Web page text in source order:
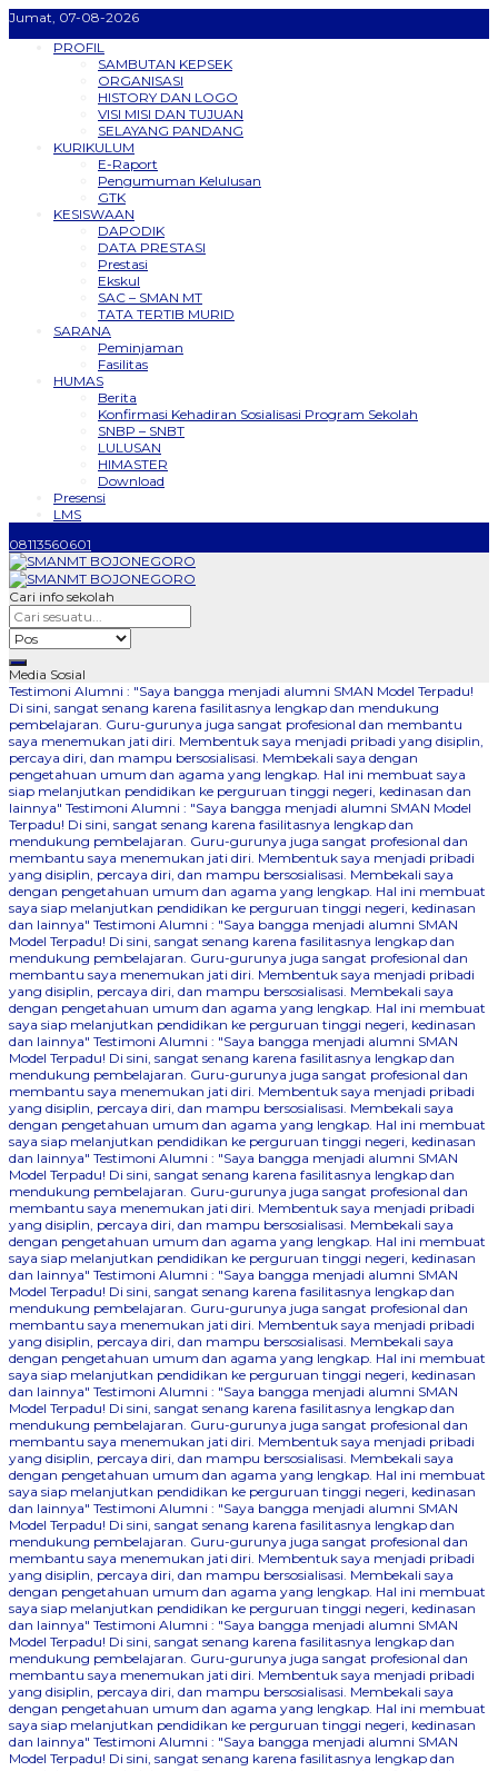
Jumat, 07-08-2026
PROFIL
SAMBUTAN KEPSEK
ORGANISASI
HISTORY DAN LOGO
VISI MISI DAN TUJUAN
SELAYANG PANDANG
KURIKULUM
E-Raport
Pengumuman Kelulusan
GTK
KESISWAAN
DAPODIK
DATA PRESTASI
Prestasi
Ekskul
SAC – SMAN MT
TATA TERTIB MURID
SARANA
Peminjaman
Fasilitas
HUMAS
Berita
Konfirmasi Kehadiran Sosialisasi Program Sekolah
SNBP – SNBT
LULUSAN
HIMASTER
Download
Presensi
LMS
08113560601
Cari info sekolah
Media Sosial
Testimoni Alumni : "Saya bangga menjadi alumni SMAN Model Terpadu!
Di sini, sangat senang karena fasilitasnya lengkap dan mendukung
pembelajaran. Guru-gurunya juga sangat profesional dan membantu
saya menemukan jati diri. Membentuk saya menjadi pribadi yang disiplin,
percaya diri, dan mampu bersosialisasi. Membekali saya dengan
pengetahuan umum dan agama yang lengkap. Hal ini membuat saya
siap melanjutkan pendidikan ke perguruan tinggi negeri, kedinasan dan
lainnya" Testimoni Alumni : "Saya bangga menjadi alumni SMAN Model
Terpadu! Di sini, sangat senang karena fasilitasnya lengkap dan
mendukung pembelajaran. Guru-gurunya juga sangat profesional dan
membantu saya menemukan jati diri. Membentuk saya menjadi pribadi
yang disiplin, percaya diri, dan mampu bersosialisasi. Membekali saya
dengan pengetahuan umum dan agama yang lengkap. Hal ini membuat
saya siap melanjutkan pendidikan ke perguruan tinggi negeri, kedinasan
dan lainnya" Testimoni Alumni : "Saya bangga menjadi alumni SMAN
Model Terpadu! Di sini, sangat senang karena fasilitasnya lengkap dan
mendukung pembelajaran. Guru-gurunya juga sangat profesional dan
membantu saya menemukan jati diri. Membentuk saya menjadi pribadi
yang disiplin, percaya diri, dan mampu bersosialisasi. Membekali saya
dengan pengetahuan umum dan agama yang lengkap. Hal ini membuat
saya siap melanjutkan pendidikan ke perguruan tinggi negeri, kedinasan
dan lainnya" Testimoni Alumni : "Saya bangga menjadi alumni SMAN
Model Terpadu! Di sini, sangat senang karena fasilitasnya lengkap dan
mendukung pembelajaran. Guru-gurunya juga sangat profesional dan
membantu saya menemukan jati diri. Membentuk saya menjadi pribadi
yang disiplin, percaya diri, dan mampu bersosialisasi. Membekali saya
dengan pengetahuan umum dan agama yang lengkap. Hal ini membuat
saya siap melanjutkan pendidikan ke perguruan tinggi negeri, kedinasan
dan lainnya" Testimoni Alumni : "Saya bangga menjadi alumni SMAN
Model Terpadu! Di sini, sangat senang karena fasilitasnya lengkap dan
mendukung pembelajaran. Guru-gurunya juga sangat profesional dan
membantu saya menemukan jati diri. Membentuk saya menjadi pribadi
yang disiplin, percaya diri, dan mampu bersosialisasi. Membekali saya
dengan pengetahuan umum dan agama yang lengkap. Hal ini membuat
saya siap melanjutkan pendidikan ke perguruan tinggi negeri, kedinasan
dan lainnya" Testimoni Alumni : "Saya bangga menjadi alumni SMAN
Model Terpadu! Di sini, sangat senang karena fasilitasnya lengkap dan
mendukung pembelajaran. Guru-gurunya juga sangat profesional dan
membantu saya menemukan jati diri. Membentuk saya menjadi pribadi
yang disiplin, percaya diri, dan mampu bersosialisasi. Membekali saya
dengan pengetahuan umum dan agama yang lengkap. Hal ini membuat
saya siap melanjutkan pendidikan ke perguruan tinggi negeri, kedinasan
dan lainnya" Testimoni Alumni : "Saya bangga menjadi alumni SMAN
Model Terpadu! Di sini, sangat senang karena fasilitasnya lengkap dan
mendukung pembelajaran. Guru-gurunya juga sangat profesional dan
membantu saya menemukan jati diri. Membentuk saya menjadi pribadi
yang disiplin, percaya diri, dan mampu bersosialisasi. Membekali saya
dengan pengetahuan umum dan agama yang lengkap. Hal ini membuat
saya siap melanjutkan pendidikan ke perguruan tinggi negeri, kedinasan
dan lainnya" Testimoni Alumni : "Saya bangga menjadi alumni SMAN
Model Terpadu! Di sini, sangat senang karena fasilitasnya lengkap dan
mendukung pembelajaran. Guru-gurunya juga sangat profesional dan
membantu saya menemukan jati diri. Membentuk saya menjadi pribadi
yang disiplin, percaya diri, dan mampu bersosialisasi. Membekali saya
dengan pengetahuan umum dan agama yang lengkap. Hal ini membuat
saya siap melanjutkan pendidikan ke perguruan tinggi negeri, kedinasan
dan lainnya" Testimoni Alumni : "Saya bangga menjadi alumni SMAN
Model Terpadu! Di sini, sangat senang karena fasilitasnya lengkap dan
mendukung pembelajaran. Guru-gurunya juga sangat profesional dan
membantu saya menemukan jati diri. Membentuk saya menjadi pribadi
yang disiplin, percaya diri, dan mampu bersosialisasi. Membekali saya
dengan pengetahuan umum dan agama yang lengkap. Hal ini membuat
saya siap melanjutkan pendidikan ke perguruan tinggi negeri, kedinasan
dan lainnya" Testimoni Alumni : "Saya bangga menjadi alumni SMAN
Model Terpadu! Di sini, sangat senang karena fasilitasnya lengkap dan